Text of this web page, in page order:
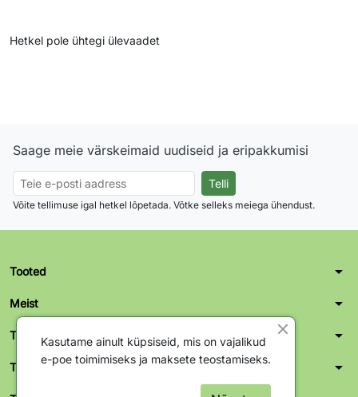
Hetkel pole ühtegi ülevaadet
Saage meie värskeimaid uudiseid ja eripakkumisi
Võite tellimuse igal hetkel lõpetada. Võtke selleks meiega ühendust.
Tooted arrow_drop_down
Meist arrow_drop_down
Teie konto arrow_drop_down
Tallinn kontor-ladu arrow_drop_down
Kasutame ainult küpsiseid, mis on vajalikud
e-poe toimimiseks ja maksete teostamiseks.